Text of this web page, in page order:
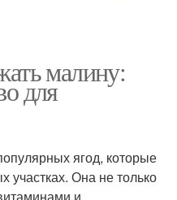
малину:
для
ягод, которые
Она не только